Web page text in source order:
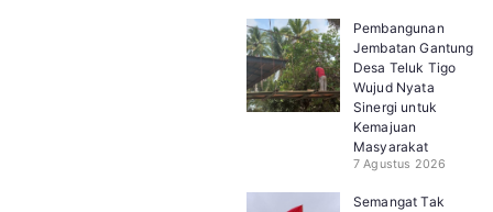
Pembangunan
Jembatan Gantung
Desa Teluk Tigo
Wujud Nyata
Sinergi untuk
Kemajuan
Masyarakat
7 Agustus 2026
Semangat Tak